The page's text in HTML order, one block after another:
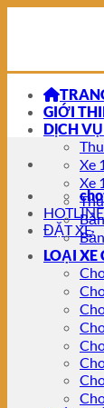
dung
ĐẶT XE
GIỚI
DỊCH
Xe
Xe
LOẠI XE